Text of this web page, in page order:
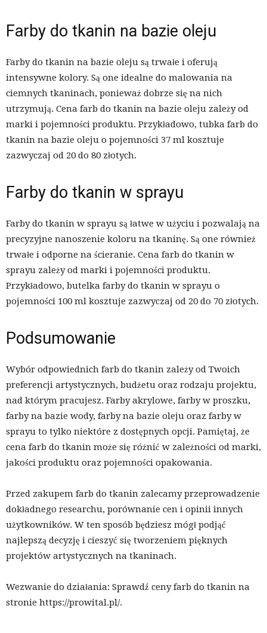
Farby do tkanin na bazie oleju
Farby do tkanin na bazie oleju są trwałe i oferują
intensywne kolory. Są one idealne do malowania na
ciemnych tkaninach, ponieważ dobrze się na nich
utrzymują. Cena farb do tkanin na bazie oleju zależy od
marki i pojemności produktu. Przykładowo, tubka farb do
tkanin na bazie oleju o pojemności 37 ml kosztuje
zazwyczaj od 20 do 80 złotych.
Farby do tkanin w sprayu
Farby do tkanin w sprayu są łatwe w użyciu i pozwalają na
precyzyjne nanoszenie koloru na tkaninę. Są one również
trwałe i odporne na ścieranie. Cena farb do tkanin w
sprayu zależy od marki i pojemności produktu.
Przykładowo, butelka farby do tkanin w sprayu o
pojemności 100 ml kosztuje zazwyczaj od 20 do 70 złotych.
Podsumowanie
Wybór odpowiednich farb do tkanin zależy od Twoich
preferencji artystycznych, budżetu oraz rodzaju projektu,
nad którym pracujesz. Farby akrylowe, farby w proszku,
farby na bazie wody, farby na bazie oleju oraz farby w
sprayu to tylko niektóre z dostępnych opcji. Pamiętaj, że
cena farb do tkanin może się różnić w zależności od marki,
jakości produktu oraz pojemności opakowania.
Przed zakupem farb do tkanin zalecamy przeprowadzenie
dokładnego researchu, porównanie cen i opinii innych
użytkowników. W ten sposób będziesz mógł podjąć
najlepszą decyzję i cieszyć się tworzeniem pięknych
projektów artystycznych na tkaninach.
Wezwanie do działania: Sprawdź ceny farb do tkanin na
stronie https://prowital.pl/.